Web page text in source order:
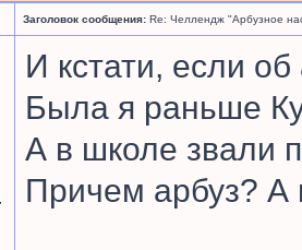
Заголовок сообщения: Re: Челлендж "Арбузное
И кстати, если об
Была я раньше
А в школе звали
Причем арбуз?